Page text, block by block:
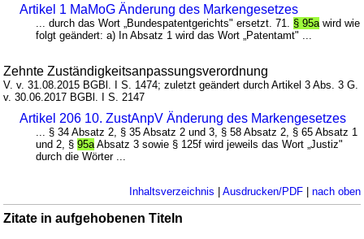
Artikel 1 MaMoG Änderung des Markengesetzes
... durch das Wort „Bundespatentgerichts" ersetzt. 71. § 95a wird wie
folgt geändert: a) In Absatz 1 wird das Wort „Patentamt" ...
Zehnte Zuständigkeitsanpassungsverordnung
V. v. 31.08.2015 BGBl. I S. 1474; zuletzt geändert durch Artikel 3 Abs. 3 G.
v. 30.06.2017 BGBl. I S. 2147
Artikel 206 10. ZustAnpV Änderung des Markengesetzes
... § 34 Absatz 2, § 35 Absatz 2 und 3, § 58 Absatz 2, § 65 Absatz 1
und 2, §95a Absatz 3 sowie § 125f wird jeweils das Wort „Justiz"
durch die Wörter ...
Inhaltsverzeichnis | Ausdrucken/PDF| nach oben
Zitate in aufgehobenen Titeln